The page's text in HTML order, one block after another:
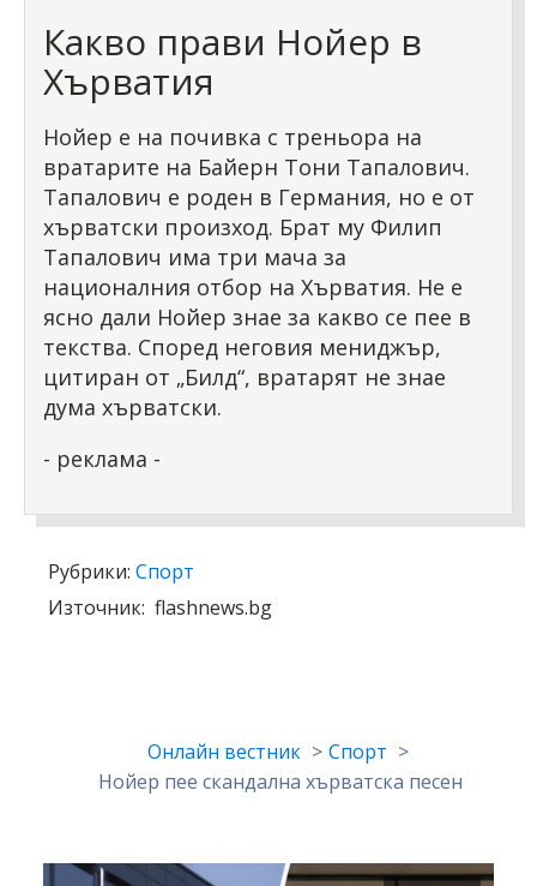
Какво прави Нойер в
Хърватия
Нойер е на почивка с треньора на
вратарите на Байерн Тони Тапалович.
Тапалович е роден в Германия, но е от
хърватски произход. Брат му Филип
Тапалович има три мача за
националния отбор на Хърватия. Не е
ясно дали Нойер знае за какво се пее в
текства. Според неговия мениджър,
цитиран от „Билд“, вратарят не знае
дума хърватски.
- реклама -
Рубрики: Спорт
Източник: flashnews.bg
Онлайн вестник
Спорт
Нойер пее скандална хърватска песен